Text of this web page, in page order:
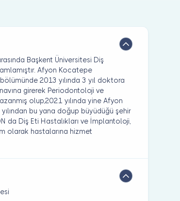
Başkent Üniversitesi Diş
Afyon Kocatepe
2013 yılında 3 yıl doktora
girerek Periodontoloji ve
olup,2021 yılında yine Afyon
bu yana doğup büyüdüğü şehir
da Diş Eti Hastalıkları ve İmplantoloji,
olarak hastalarına hizmet